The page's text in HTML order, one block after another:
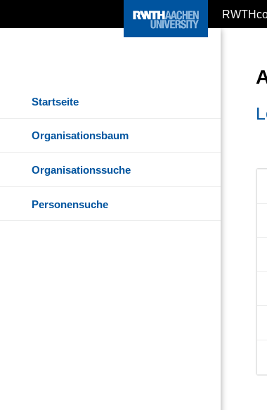
Startseite
Organisationsbaum
Organisationssuche
Personensuche